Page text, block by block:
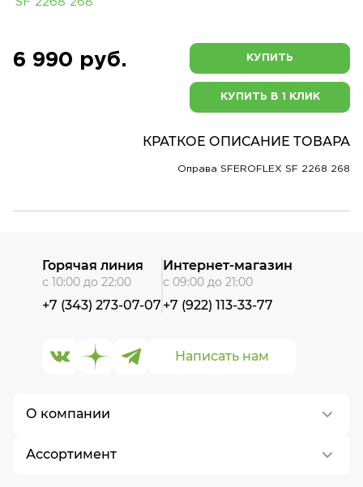
6 990 руб. КУПИТЬ
КУПИТЬ В 1 КЛИК
КРАТКОЕ ОПИСАНИЕ ТОВАРА
Оправа SFEROFLEX SF 2268 268
О компании
О нас
Ассортимент
Написать нам
Горячая линия
с 10:00 до 22:00
+7 (343) 273-07-07
Интернет-магазин
с 09:00 до 21:00
+7 (922) 113-33-77